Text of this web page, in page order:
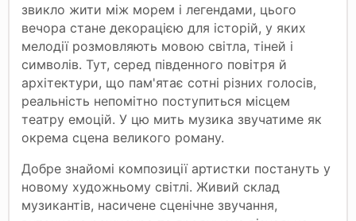
звикло жити між морем і легендами, цього
вечора стане декорацією для історій, у яких
мелодії розмовляють мовою світла, тіней і
символів. Тут, серед південного повітря й
архітектури, що пам'ятає сотні різних голосів,
реальність непомітно поступиться місцем
театру емоцій. У цю мить музика звучатиме як
окрема сцена великого роману.
Добре знайомі композиції артистки постануть у
новому художньому світлі. Живий склад
музикантів, насичене сценічне звучання,